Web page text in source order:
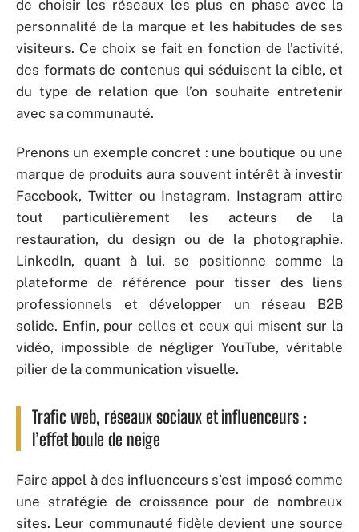
de choisir les réseaux les plus en phase avec la
personnalité de la marque et les habitudes de ses
visiteurs. Ce choix se fait en fonction de l’activité,
des formats de contenus qui séduisent la cible, et
du type de relation que l’on souhaite entretenir
avec sa communauté.
Prenons un exemple concret : une boutique ou une
marque de produits aura souvent intérêt à investir
Facebook, Twitter ou Instagram. Instagram attire
tout particulièrement les acteurs de la
restauration, du design ou de la photographie.
LinkedIn, quant à lui, se positionne comme la
plateforme de référence pour tisser des liens
professionnels et développer un réseau B2B
solide. Enfin, pour celles et ceux qui misent sur la
vidéo, impossible de négliger YouTube, véritable
pilier de la communication visuelle.
Trafic web, réseaux sociaux et influenceurs :
l’effet boule de neige
Faire appel à des influenceurs s’est imposé comme
une stratégie de croissance pour de nombreux
sites. Leur communauté fidèle devient une source